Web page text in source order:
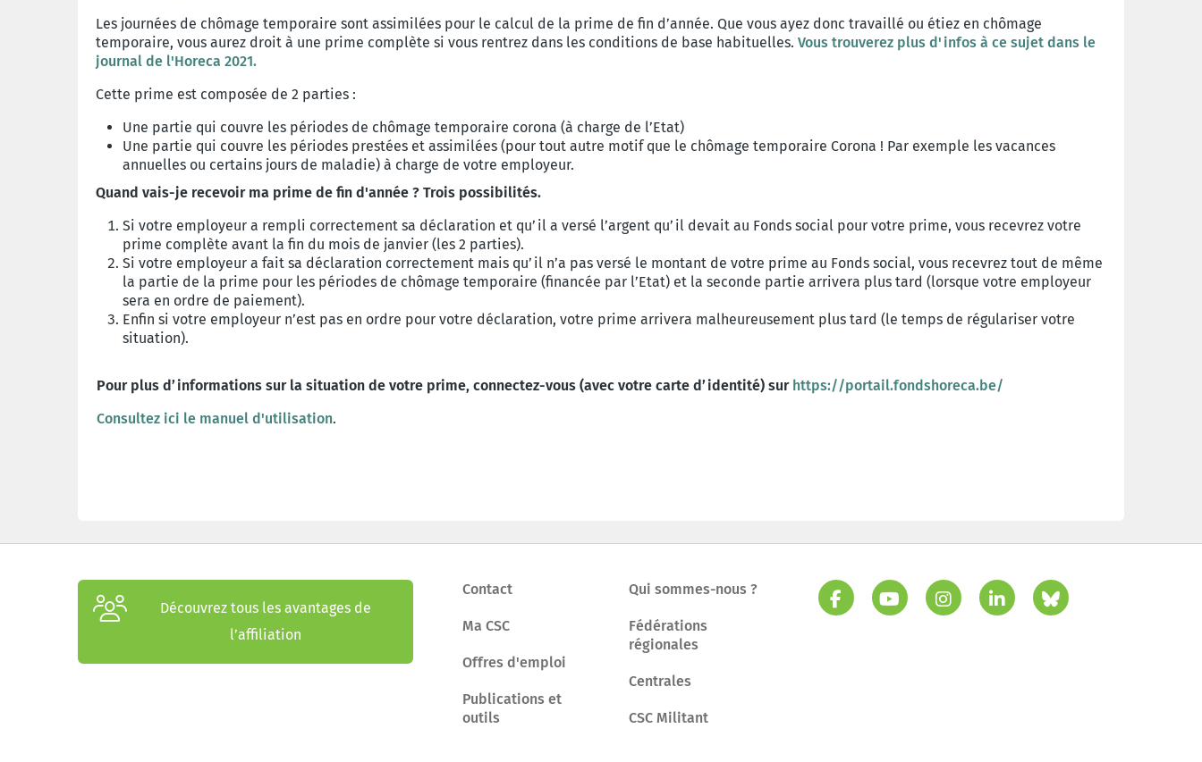
Les journées de chômage temporaire sont assimilées pour le calcul de la prime de fin d’année. Que vous ayez donc travaillé ou étiez en chômage
temporaire, vous aurez droit à une prime complète si vous rentrez dans les conditions de base habituelles. Vous trouverez plus d'infos à ce sujet dans le
journal de l'Horeca 2021.
Cette prime est composée de 2 parties :
Une partie qui couvre les périodes de chômage temporaire corona (à charge de l’Etat)
Une partie qui couvre les périodes prestées et assimilées (pour tout autre motif que le chômage temporaire Corona ! Par exemple les vacances
annuelles ou certains jours de maladie) à charge de votre employeur.
Quand vais-je recevoir ma prime de fin d'année ? Trois possibilités.
Si votre employeur a rempli correctement sa déclaration et qu’il a versé l’argent qu’il devait au Fonds social pour votre prime, vous recevrez votre
prime complète avant la fin du mois de janvier (les 2 parties).
Si votre employeur a fait sa déclaration correctement mais qu’il n’a pas versé le montant de votre prime au Fonds social, vous recevrez tout de même
la partie de la prime pour les périodes de chômage temporaire (financée par l’Etat) et la seconde partie arrivera plus tard (lorsque votre employeur
sera en ordre de paiement).
Enfin si votre employeur n’est pas en ordre pour votre déclaration, votre prime arrivera malheureusement plus tard (le temps de régulariser votre
situation).
Pour plus d’informations sur la situation de votre prime, connectez-vous (avec votre carte d’identité) sur https://portail.fondshoreca.be/
Consultez ici le manuel d'utilisation.
Découvrez tous les avantages de
l’affiliation
Contact
Ma CSC
Offres d'emploi
Publications et
outils
Qui sommes-nous ?
Fédérations
régionales
Centrales
CSC Militant